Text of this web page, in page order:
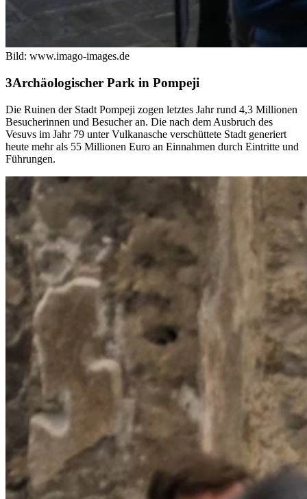
Bild: www.imago-images.de
Archäologischer Park in Pompeji
Die Ruinen der Stadt Pompeji zogen letztes Jahr rund 4,3 Millionen
Besucherinnen und Besucher an. Die nach dem Ausbruch des
Vesuvs im Jahr 79 unter Vulkanasche verschüttete Stadt generiert
heute mehr als 55 Millionen Euro an Einnahmen durch Eintritte und
Führungen.